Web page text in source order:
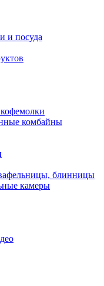
и посуда
комбайны
блинницы
камеры